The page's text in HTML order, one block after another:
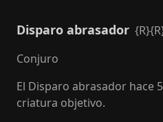
Disparo abrasador
Conjuro
El Disparo abrasador hace
criatura objetivo.